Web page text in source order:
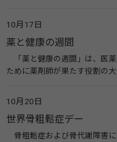
10月17日
薬と健康の週間
「薬と健康の週間」は、医
ために薬剤師が果たす役割の
伝えたい！薬との付き合い方
10月20日
世界骨粗鬆症デー
骨粗鬆症および骨代謝障害